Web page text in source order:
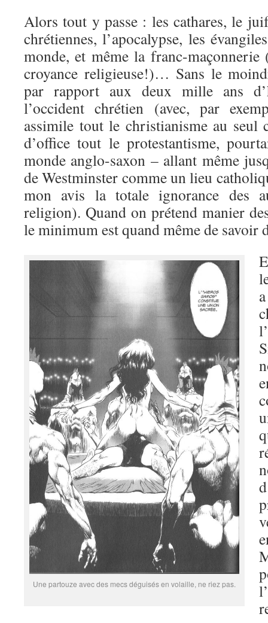
Alors tout y passe : les cathares, le
chrétiennes, l’apocalypse, les
monde, et même la franc-
croyance religieuse!)… Sans le
par rapport aux deux mille ans
l’occident chrétien (avec, par
assimile tout le christianisme au seul
d’office tout le protestantisme,
monde anglo-saxon – allant même
de Westminster comme un lieu
mon avis la totale ignorance des
religion). Quand on prétend manier
le minimum est quand même de savoir
Une partouze avec des mecs déguisés en volaille, ne riez pas.